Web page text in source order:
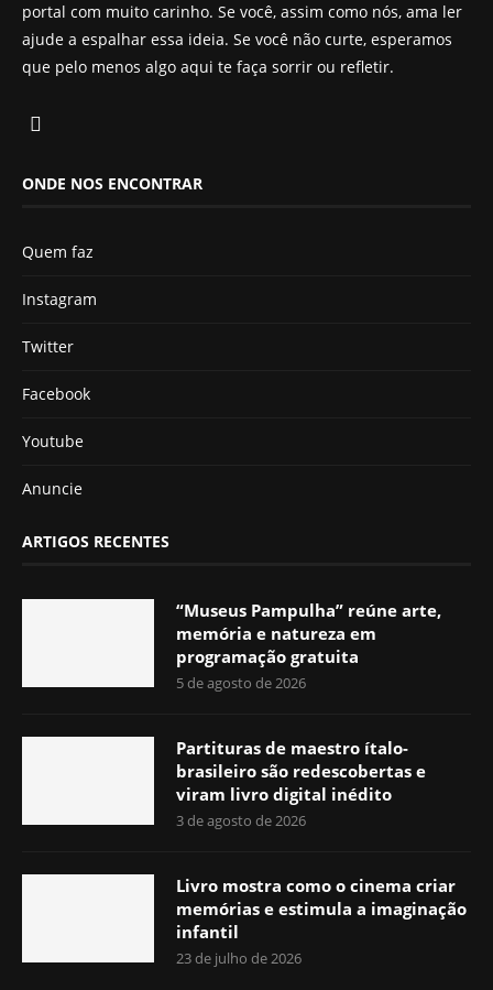
portal com muito carinho. Se você, assim como nós, ama ler
ajude a espalhar essa ideia. Se você não curte, esperamos
que pelo menos algo aqui te faça sorrir ou refletir.
ONDE NOS ENCONTRAR
Quem faz
Instagram
Twitter
Facebook
Youtube
Anuncie
ARTIGOS RECENTES
“Museus Pampulha” reúne arte,
memória e natureza em
programação gratuita
5 de agosto de 2026
Partituras de maestro ítalo-
brasileiro são redescobertas e
viram livro digital inédito
3 de agosto de 2026
Livro mostra como o cinema criar
memórias e estimula a imaginação
infantil
23 de julho de 2026